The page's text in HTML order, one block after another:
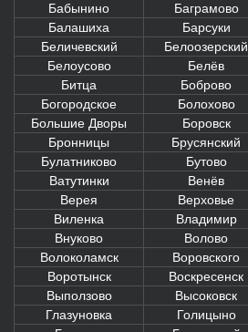
Бабынино
Баграмово
Балашиха
Барсуки
Беличевский
Белоозерский
Белоусово
Белёв
Битца
Боброво
Богородское
Болохово
Большие Дворы
Боровск
Бронницы
Брусянский
Булатниково
Бутово
Ватутинки
Венёв
Верея
Верховье
Виленка
Владимир
Внуково
Волово
Волоколамск
Воровского
Воротынск
Воскресенск
Выползово
Высоковск
Глазуновка
Голицыно